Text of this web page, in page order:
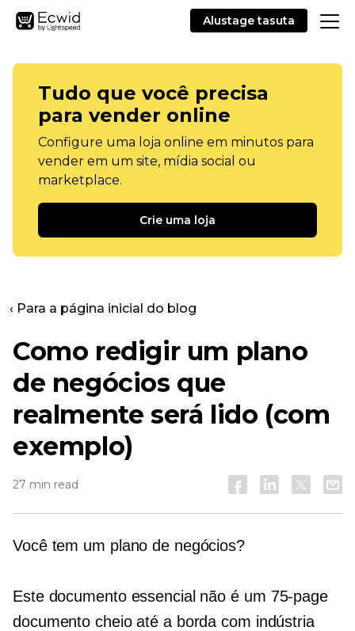
Alustage tasuta
Tudo que você precisa
para vender online
Configure uma loja online em minutos para
vender em um site, mídia social ou
marketplace.
Crie uma loja
‹ Para a página inicial do blog
Como redigir um plano
de negócios que
realmente será lido (com
exemplo)
27 min read
Você tem um plano de negócios?
Este documento essencial não é um 75-page
documento cheio até a borda com indústria